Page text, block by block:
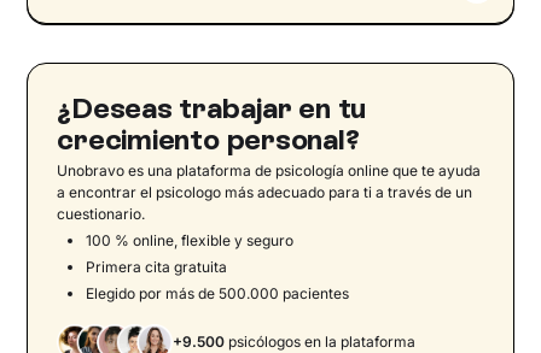
¿Qué es el autosabotaje? Definición del
Formas de autosabotaje
Perfeccionismo extremo
Procrastinar de forma crónica
Abandonar prematuramente
Evitar los riesgos
Generar excusas constantemente
Compararse con otros
¿Deseas trabajar en tu
crecimiento personal?
Unobravo es una plataforma de psicología online que te ayuda
a encontrar el psicologo más adecuado para ti a través de un
cuestionario.
100 % online, flexible y seguro
Primera cita gratuita
Elegido por más de 500.000 pacientes
+9.500 psicólogos en la plataforma